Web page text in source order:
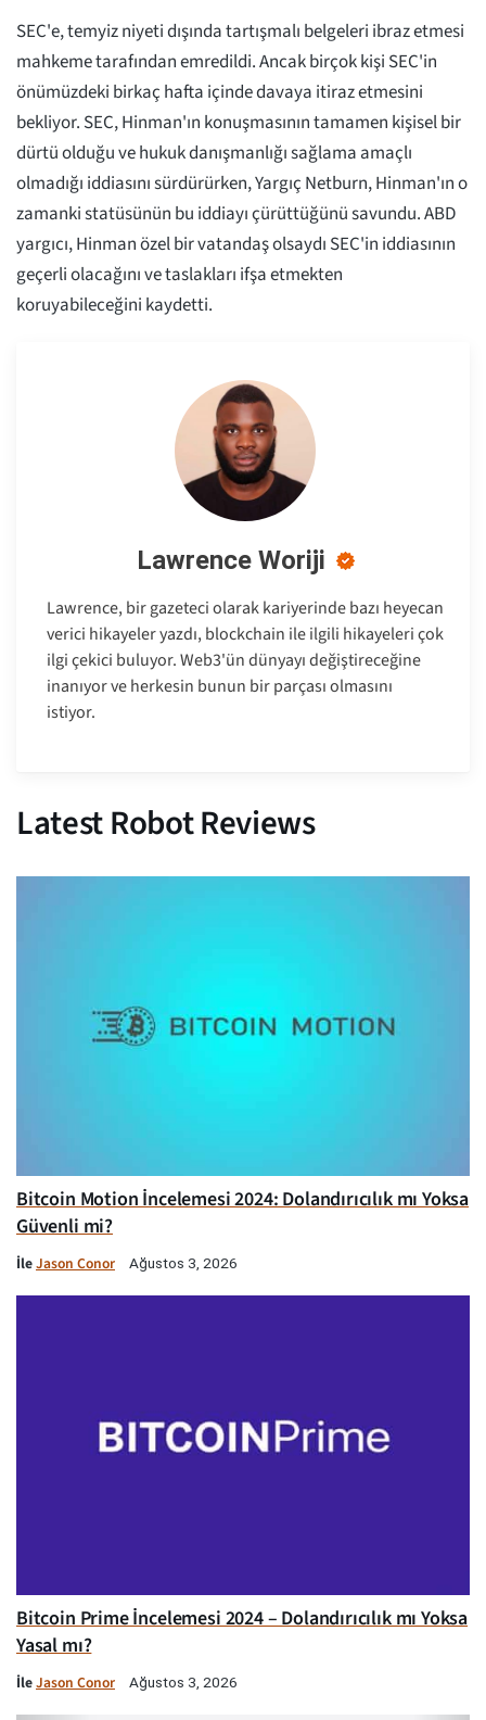
SEC'e, temyiz niyeti dışında tartışmalı belgeleri ibraz etmesi
mahkeme tarafından emredildi. Ancak birçok kişi SEC'in
önümüzdeki birkaç hafta içinde davaya itiraz etmesini
bekliyor. SEC, Hinman'ın konuşmasının tamamen kişisel bir
dürtü olduğu ve hukuk danışmanlığı sağlama amaçlı
olmadığı iddiasını sürdürürken, Yargıç Netburn, Hinman'ın o
zamanki statüsünün bu iddiayı çürüttüğünü savundu. ABD
yargıcı, Hinman özel bir vatandaş olsaydı SEC'in iddiasının
geçerli olacağını ve taslakları ifşa etmekten
koruyabileceğini kaydetti.
Lawrence Woriji
Lawrence, bir gazeteci olarak kariyerinde bazı heyecan
verici hikayeler yazdı, blockchain ile ilgili hikayeleri çok
ilgi çekici buluyor. Web3'ün dünyayı değiştireceğine
inanıyor ve herkesin bunun bir parçası olmasını
istiyor.
Latest Robot Reviews
Bitcoin Motion İncelemesi 2024: Dolandırıcılık mı Yoksa
Güvenli mi?
İleJason Conor Ağustos 3, 2026
Bitcoin Prime İncelemesi 2024 – Dolandırıcılık mı Yoksa
Yasal mı?
İleJason Conor Ağustos 3, 2026